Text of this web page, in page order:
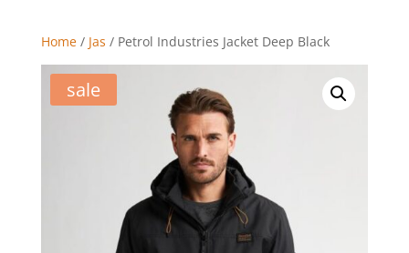
Home/ Jas / Petrol Industries Jacket Deep Black
sale